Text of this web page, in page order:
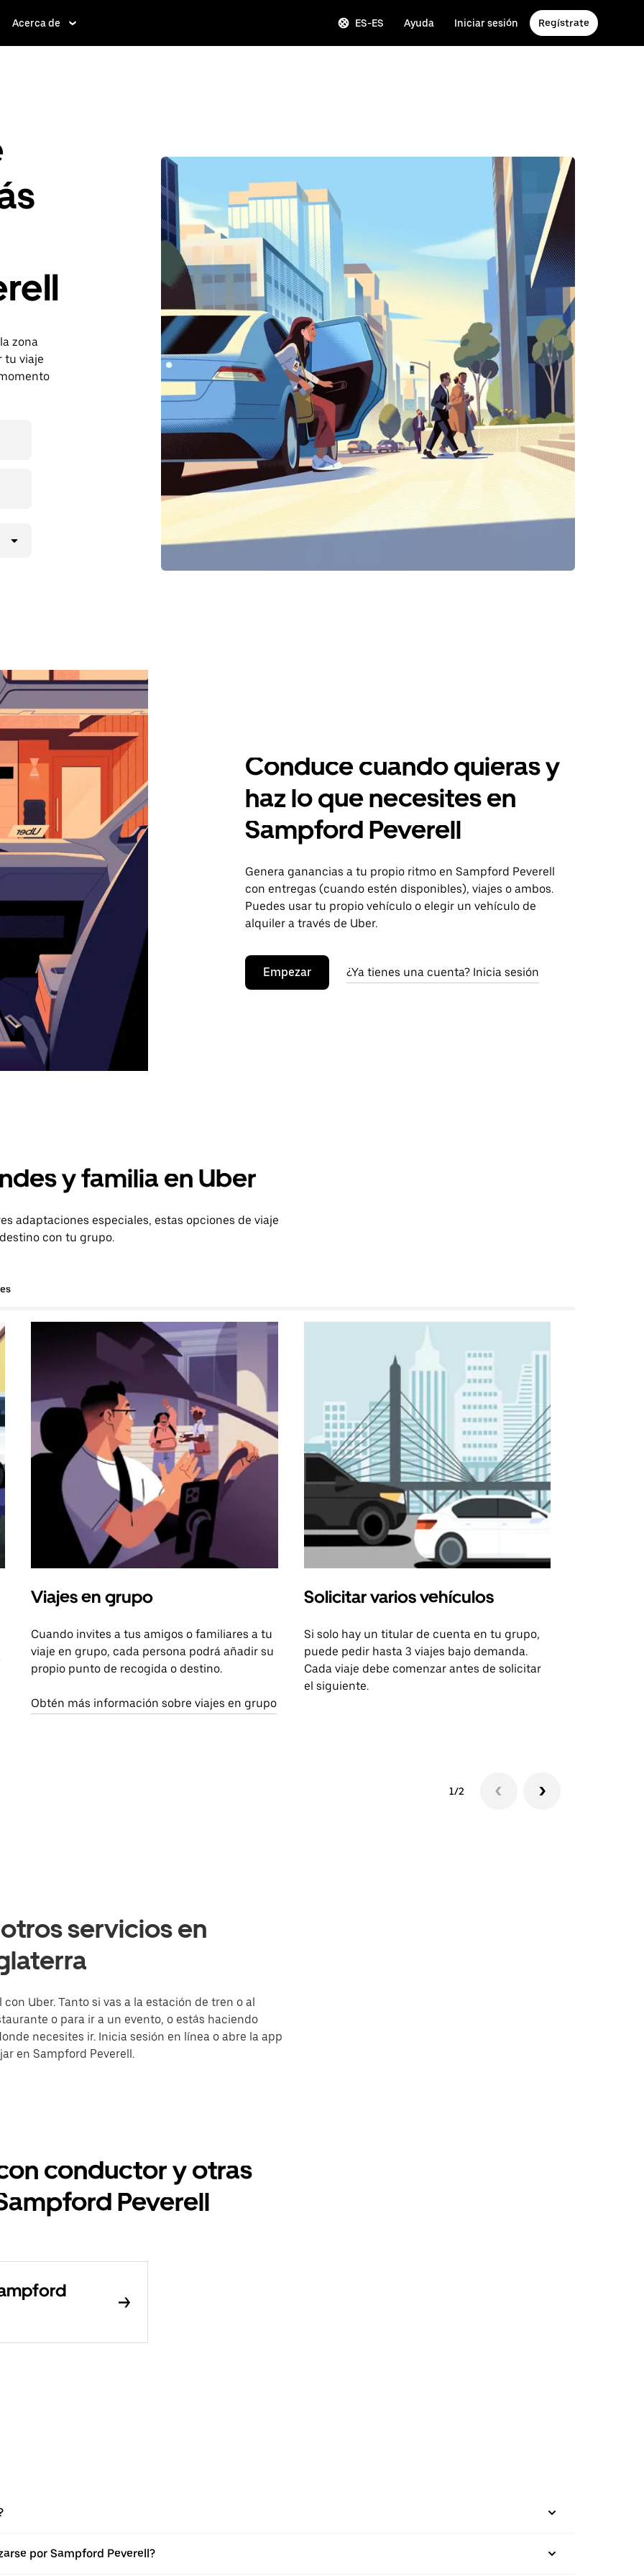
Acerca de ES-ES Ayuda Iniciar sesión Regístrate
zona
tu viaje
Conduce cuando quieras y
haz lo que necesites en
Sampford Peverell
Genera ganancias a tu propio ritmo en Sampford Peverell
con entregas (cuando estén disponibles), viajes o ambos.
Puedes usar tu propio vehículo o elegir un vehículo de
alquiler a través de Uber.
Empezar ¿Ya tienes una cuenta? Inicia sesión
y familia en Uber
adaptaciones especiales, estas opciones de viaje
con tu grupo.
Viajes en grupo
Cuando invites a tus amigos o familiares a tu
viaje en grupo, cada persona podrá añadir su
propio punto de recogida o destino.
Obtén más información sobre viajes en grupo
Solicitar varios vehículos
Si solo hay un titular de cuenta en tu grupo,
puede pedir hasta 3 viajes bajo demanda.
Cada viaje debe comenzar antes de solicitar
el siguiente.
1/2
servicios en
Uber. Tanto si vas a la estación de tren o al
o para ir a un evento, o estás haciendo
necesites ir. Inicia sesión en línea o abre la app
en Sampford Peverell.
conductor y otras
Peverell
por Sampford Peverell?